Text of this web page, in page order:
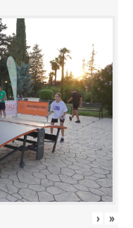
› »